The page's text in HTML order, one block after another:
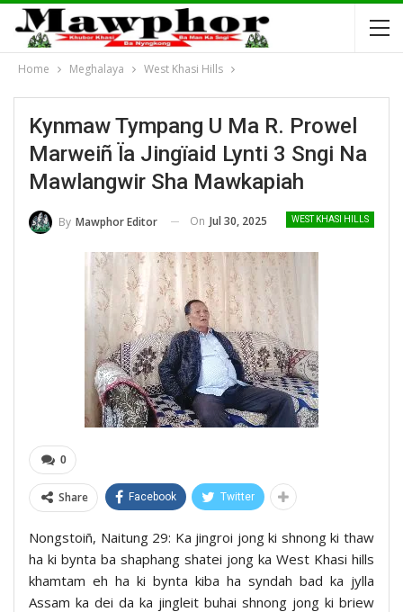
Home Meghalaya West Khasi Hills
Kynmaw Tympang U Ma R. Prowel
Marweiñ Ïa Jingïaid Lynti 3 Sngi Na
Mawlangwir Sha Mawkapiah
WEST KHASI HILLS
By Mawphor Editor On Jul 30, 2025
0
Share Facebook Twitter
Nongstoiñ, Naitung 29: Ka jingroi jong ki shnong ki thaw
ha ki bynta ba shaphang shatei jong ka West Khasi hills
khamtam eh ha ki bynta kiba ha syndah bad ka jylla
Assam ka dei da ka jingleit buhai shnong jong ki briew